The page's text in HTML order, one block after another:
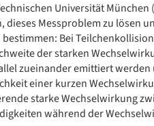
Universität München
Messproblem zu lösen
Bei
der starken
zueinander emittiert
einer kurzen
starke Wechselwirkung
während der